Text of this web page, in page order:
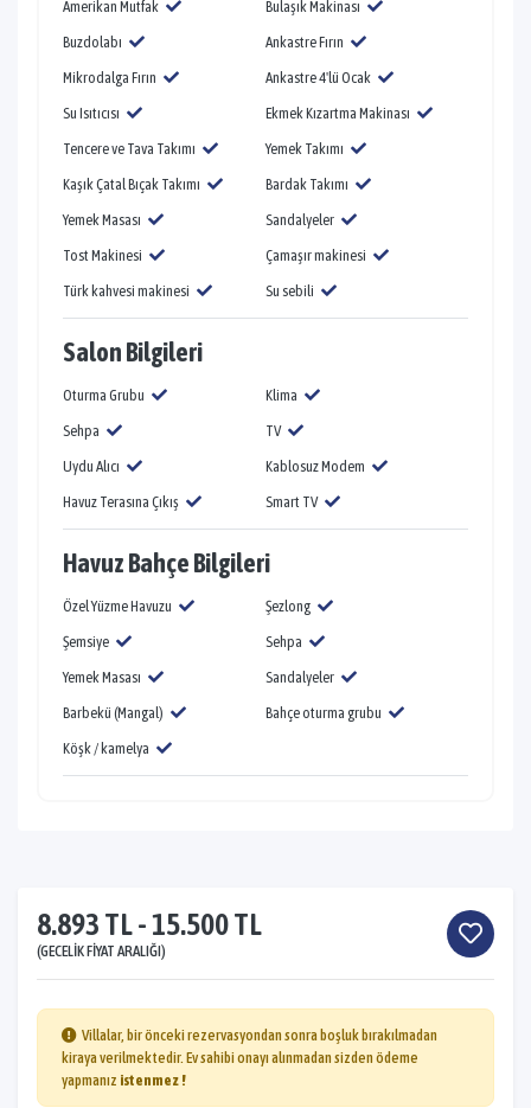
Amerikan Mutfak
Bulaşık Makinası
Buzdolabı
Ankastre Fırın
Mikrodalga Fırın
Ankastre 4'lü Ocak
Su Isıtıcısı
Ekmek Kızartma Makinası
Tencere ve Tava Takımı
Yemek Takımı
Kaşık Çatal Bıçak Takımı
Bardak Takımı
Yemek Masası
Sandalyeler
Tost Makinesi
Çamaşır makinesi
Türk kahvesi makinesi
Su sebili
Salon Bilgileri
Oturma Grubu
Klima
Sehpa
TV
Uydu Alıcı
Kablosuz Modem
Havuz Terasına Çıkış
Smart TV
Havuz Bahçe Bilgileri
Özel Yüzme Havuzu
Şezlong
Şemsiye
Sehpa
Yemek Masası
Sandalyeler
Barbekü (Mangal)
Bahçe oturma grubu
Köşk / kamelya
8.893 TL - 15.500 TL
(GECELIK FIYAT ARALIĞI)
Villalar, bir önceki rezervasyondan sonra boşluk bırakılmadan
kiraya verilmektedir. Ev sahibi onayı alınmadan sizden ödeme
yapmanız istenmez !